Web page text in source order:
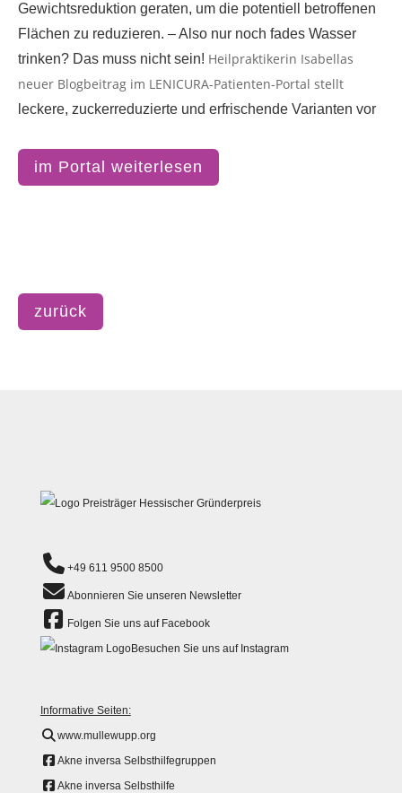
Gewichtsreduktion geraten, um die potentiell betroffenen
Flächen zu reduzieren. – Also nur noch fades Wasser
trinken? Das muss nicht sein! Heilpraktikerin Isabellas
neuer Blogbeitrag im LENICURA-Patienten-Portal stellt
leckere, zuckerreduzierte und erfrischende Varianten vor
im Portal weiterlesen
zurück
+49 611 9500 8500
Abonnieren Sie unseren Newsletter
Folgen Sie uns auf Facebook
Besuchen Sie uns auf Instagram
Informative Seiten:
www.mullewupp.org
Akne inversa Selbsthilfegruppen
Akne inversa Selbsthilfe